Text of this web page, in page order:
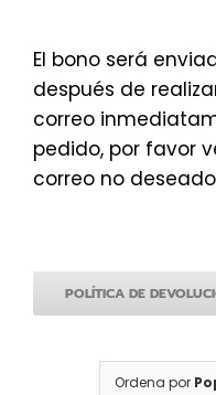
El bono será
después de
correo
pedido, por favor
correo no
POLÍTICA DE
Ordena por